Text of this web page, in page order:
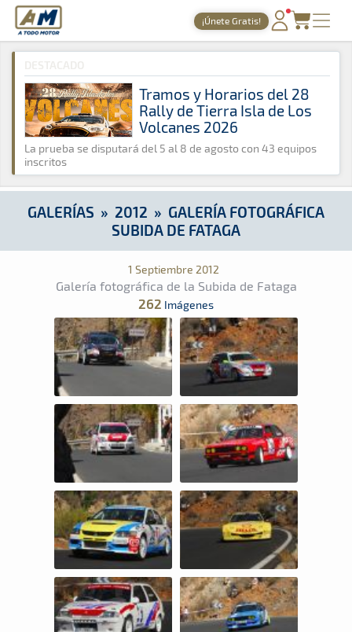
A Todo Motor · Revista del motor desde 1999
¡Únete Gratis!
PORTADA
TIEMPOS ONLINE
NOTICIAS
AGENDA
GALERÍAS
TIENDA
A Todo Motor » Galerías » 2012 » Galería Fotográfica Subida
Tramos y Horarios del 28
Rally de Tierra Isla de Los
Volcanes 2026
La prueba se disputará del 5 al 8 de agosto con 43 equipos
inscritos
GALERÍAS » 2012 » GALERÍA FOTOGRÁFICA
SUBIDA DE FATAGA
1 Septiembre 2012
Galería fotográfica de la Subida de Fataga
262 Imágenes